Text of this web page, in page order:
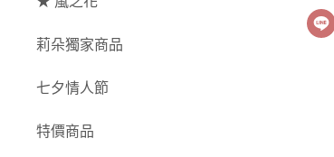
菊花
-
蘭花⧸大理花
康乃馨
莉朵獨家商品
七夕情人節
特價商品